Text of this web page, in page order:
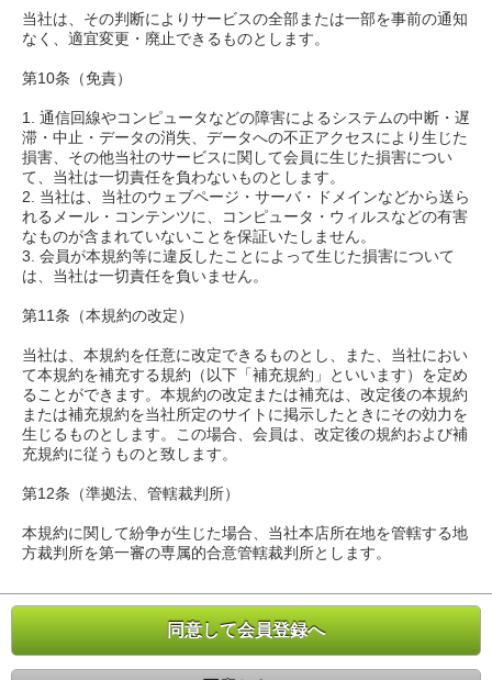
当社は、その判断によりサービスの全部または一部を事前の通知
なく、適宜変更・廃止できるものとします。
第10条（免責）
1. 通信回線やコンピュータなどの障害によるシステムの中断・遅
滞・中止・データの消失、データへの不正アクセスにより生じた
損害、その他当社のサービスに関して会員に生じた損害につい
て、当社は一切責任を負わないものとします。
2. 当社は、当社のウェブページ・サーバ・ドメインなどから送ら
れるメール・コンテンツに、コンピュータ・ウィルスなどの有害
なものが含まれていないことを保証いたしません。
3. 会員が本規約等に違反したことによって生じた損害について
は、当社は一切責任を負いません。
第11条（本規約の改定）
当社は、本規約を任意に改定できるものとし、また、当社におい
て本規約を補充する規約（以下「補充規約」といいます）を定め
ることができます。本規約の改定または補充は、改定後の本規約
または補充規約を当社所定のサイトに掲示したときにその効力を
生じるものとします。この場合、会員は、改定後の規約および補
充規約に従うものと致します。
第12条（準拠法、管轄裁判所）
本規約に関して紛争が生じた場合、当社本店所在地を管轄する地
方裁判所を第一審の専属的合意管轄裁判所とします。
同意して会員登録へ